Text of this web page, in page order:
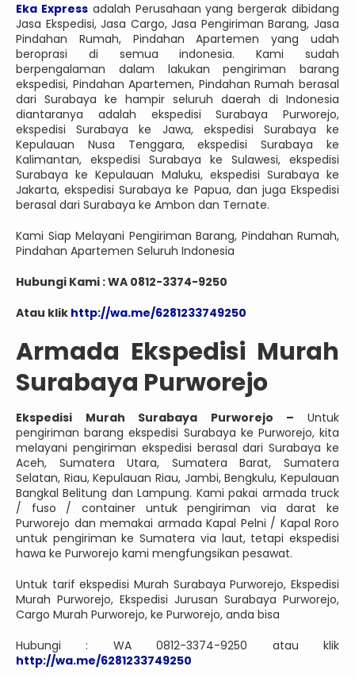
Eka Expressadalah Perusahaan yang bergerak dibidang
Jasa Ekspedisi, Jasa Cargo, Jasa Pengiriman Barang, Jasa
Pindahan Rumah, Pindahan Apartemen yang udah
beroprasi di semua indonesia. Kami sudah
berpengalaman dalam lakukan pengiriman barang
ekspedisi, Pindahan Apartemen, Pindahan Rumah berasal
dari Surabaya ke hampir seluruh daerah di Indonesia
diantaranya adalah ekspedisi Surabaya Purworejo,
ekspedisi Surabaya ke Jawa, ekspedisi Surabaya ke
Kepulauan Nusa Tenggara, ekspedisi Surabaya ke
Kalimantan, ekspedisi Surabaya ke Sulawesi, ekspedisi
Surabaya ke Kepulauan Maluku, ekspedisi Surabaya ke
Jakarta, ekspedisi Surabaya ke Papua, dan juga Ekspedisi
berasal dari Surabaya ke Ambon dan Ternate.
Kami Siap Melayani Pengiriman Barang, Pindahan Rumah,
Pindahan Apartemen Seluruh Indonesia
Hubungi Kami : WA 0812-3374-9250
Atau klik http://wa.me/6281233749250
Armada Ekspedisi Murah
Surabaya Purworejo
Ekspedisi Murah Surabaya Purworejo – Untuk
pengiriman barang ekspedisi Surabaya ke Purworejo, kita
melayani pengiriman ekspedisi berasal dari Surabaya ke
Aceh, Sumatera Utara, Sumatera Barat, Sumatera
Selatan, Riau, Kepulauan Riau, Jambi, Bengkulu, Kepulauan
Bangkal Belitung dan Lampung. Kami pakai armada truck
/ fuso / container untuk pengiriman via darat ke
Purworejo dan memakai armada Kapal Pelni / Kapal Roro
untuk pengiriman ke Sumatera via laut, tetapi ekspedisi
hawa ke Purworejo kami mengfungsikan pesawat.
Untuk tarif ekspedisi Murah Surabaya Purworejo, Ekspedisi
Murah Purworejo, Ekspedisi Jurusan Surabaya Purworejo,
Cargo Murah Purworejo, ke Purworejo, anda bisa
Hubungi : WA 0812-3374-9250 atau klik
http://wa.me/6281233749250